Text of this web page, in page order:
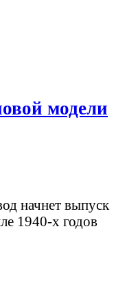
модели
начнет выпуск
1940-х годов